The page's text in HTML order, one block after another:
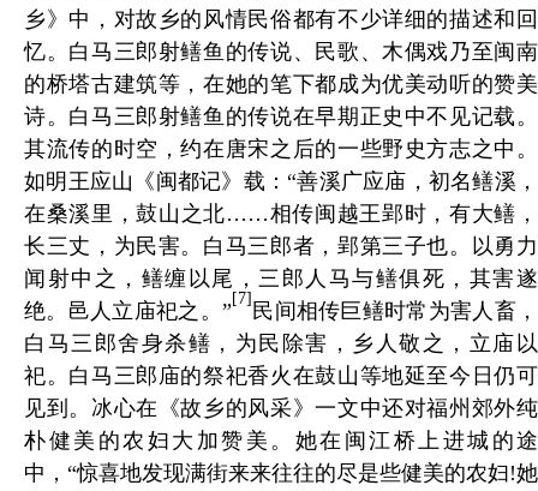
乡》中，对故乡的风情民俗都有不少详细的描述和回
忆。白马三郎射鳝鱼的传说、民歌、木偶戏乃至闽南
的桥塔古建筑等，在她的笔下都成为优美动听的赞美
诗。白马三郎射鳝鱼的传说在早期正史中不见记载。
其流传的时空，约在唐宋之后的一些野史方志之中。
如明王应山《闽都记》载：“善溪广应庙，初名鳝溪，
在桑溪里，鼓山之北……相传闽越王郢时，有大鳝，
长三丈，为民害。白马三郎者，郢第三子也。以勇力
闻射中之，鳝缠以尾， 三郎人马与鳝俱死，其害遂
绝。邑人立庙祀之。”
[7]
民间相传巨鳝时常为害人畜，
白马三郎舍身杀鳝，为民除害，乡人敬之，立庙以
祀。白马三郎庙的祭祀香火在鼓山等地延至今日仍可
见到。冰心在《故乡的风采》一文中还对福州郊外纯
朴健美的农妇大加赞美。她在闽江桥上进城的途
中，“惊喜地发现满街来来往往的尽是些健美的农妇!她